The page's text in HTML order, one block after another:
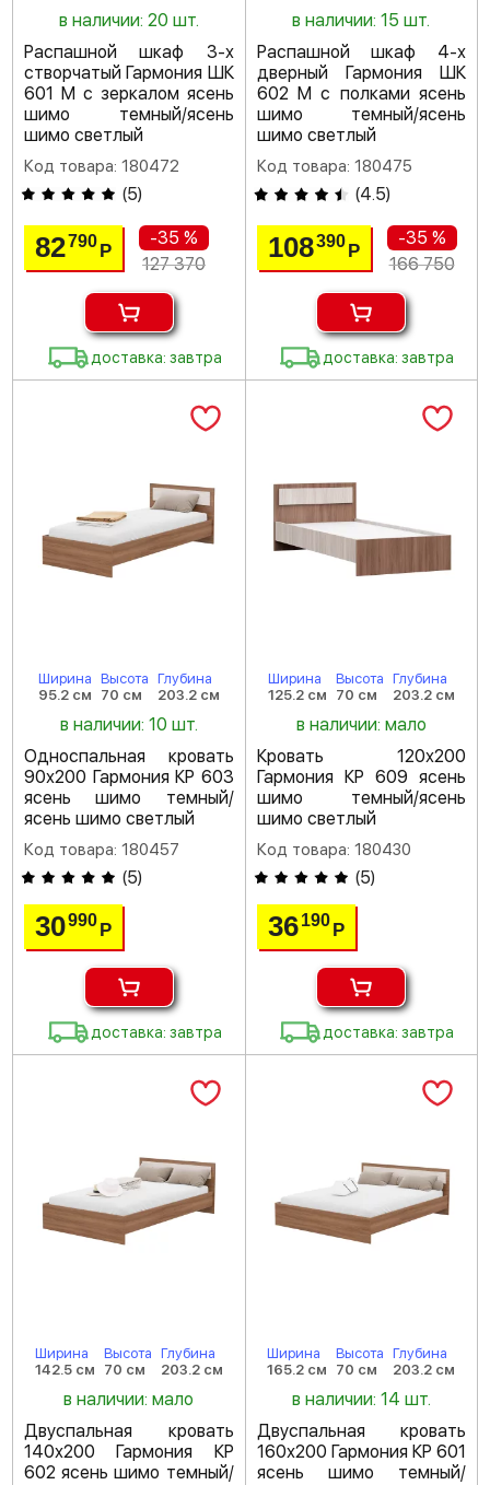
в наличии: 20 шт.
Распашной шкаф 3-х
створчатый Гармония ШК
601 М с зеркалом ясень
шимо темный/ясень
шимо светлый
Код товара: 180472
(5)
82790Р
-35 %
127 370
доставка: завтра
в наличии: 15 шт.
Распашной шкаф 4-х
дверный Гармония ШК
602 М с полками ясень
шимо темный/ясень
шимо светлый
Код товара: 180475
(4.5)
108390 Р
-35 %
166 750
доставка: завтра
Ширина
95.2 см
Высота
70 см
Глубина
203.2 см
в наличии: 10 шт.
Односпальная кровать
90х200 Гармония КР 603
ясень шимо темный/
ясень шимо светлый
Код товара: 180457
(5)
30990Р
доставка: завтра
Ширина
125.2 см
Высота
70 см
Глубина
203.2 см
в наличии: мало
Кровать 120х200
Гармония КР 609 ясень
шимо темный/ясень
шимо светлый
Код товара: 180430
(5)
36 190 Р
доставка: завтра
Ширина
142.5 см
Высота
70 см
Глубина
203.2 см
в наличии: мало
Двуспальная кровать
140х200 Гармония КР
602 ясень шимо темный/
Ширина
165.2 см
Высота
70 см
Глубина
203.2 см
в наличии: 14 шт.
Двуспальная кровать
160х200 Гармония КР 601
ясень шимо темный/